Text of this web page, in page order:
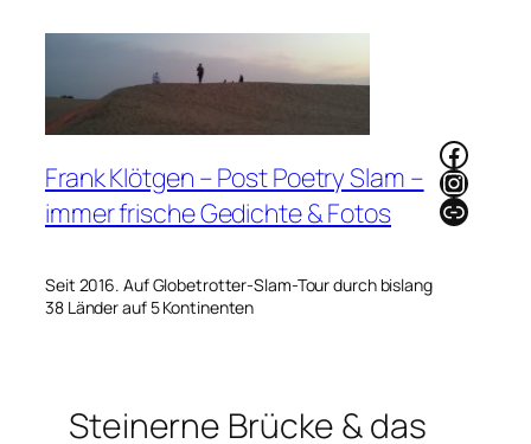
Frank Klötgen – Post Poetry Slam –
immer frische Gedichte & Fotos
Seit 2016. Auf Globetrotter-Slam-Tour durch bislang
38 Länder auf 5 Kontinenten
Link
Steinerne Brücke & das